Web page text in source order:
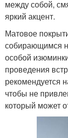
между собой,
яркий акцент.
Матовое
собирающимся
особой
проведения
рекомендуется
чтобы не
который может